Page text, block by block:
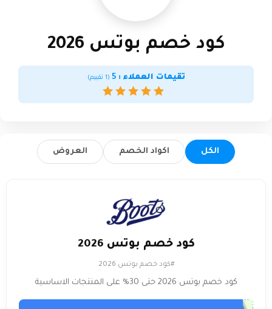
كود خصم بوتس 2026
تقيمات العملاء :5
(
1 تقييم)
الكل اكواد الخصم العروض
كود خصم بوتس 2026
#كود خصم بوتس 2026
كود خصم بوتس 2026 حتى 30% على المنتجات الاساسية